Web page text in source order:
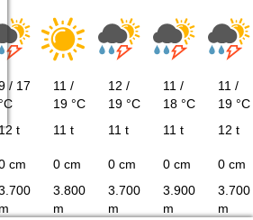
/ 17
°C
11 /
19 °C
12 /
19 °C
11 /
18 °C
11 /
19 °C
t 11 t 11 t 11 t 12 t
cm 0 cm 0 cm 0 cm 0 cm
m
3.800
m
3.700
m
3.900
m
3.700
m